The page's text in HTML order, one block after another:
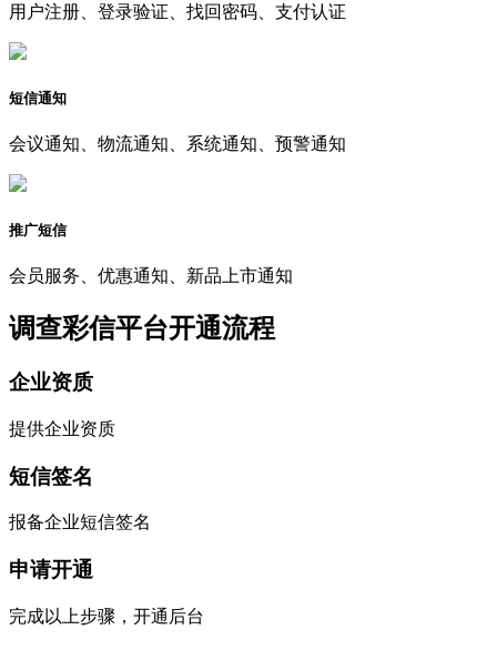
用户注册、登录验证、找回密码、支付认证
短信通知
会议通知、物流通知、系统通知、预警通知
推广短信
会员服务、优惠通知、新品上市通知
调查彩信平台开通流程
企业资质
提供企业资质
短信签名
报备企业短信签名
申请开通
完成以上步骤，开通后台